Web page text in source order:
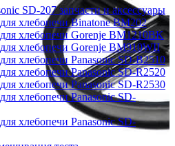
SD-207 запчасти и аксессуары
хлебопечи Binatone BM202
хлебопечи Gorenje BM1210BK
хлебопечи Gorenje BM910WII
хлебопечи Panasonic SD-B2510
хлебопечи Panasonic SD-R2520
хлебопечи Panasonic SD-R2530
хлебопечи Panasonic SD-
хлебопечи Panasonic SD-